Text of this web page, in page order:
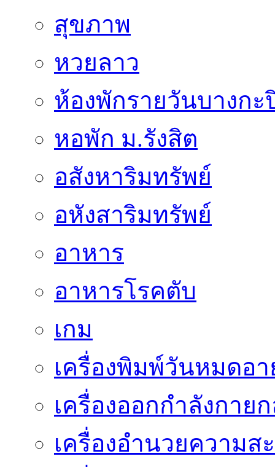
สุขภาพ
หวยลาว
ห้องพักรายวันบางกะ
หอพัก ม.รังสิต
อสังหาริมทรัพย์
อหังสาริมทรัพย์
อาหาร
อาหารโรคตับ
เกม
เครื่องพิมพ์วันหมดอา
เครื่องออกกำลังกาย
เครื่องอำนวยความส